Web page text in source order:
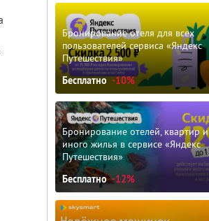
Бронирование отеля для всех
пользователей сервиса «Яндекс
Путешествия»
Бесплатно -10%
Бронирование отелей, квартир и
иного жилья в сервисе «Яндекс
Путешествия»
Бесплатно -12%